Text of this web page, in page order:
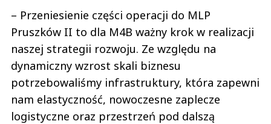
– Przeniesienie części operacji do MLP
Pruszków II to dla M4B ważny krok w realizacji
naszej strategii rozwoju. Ze względu na
dynamiczny wzrost skali biznesu
potrzebowaliśmy infrastruktury, która zapewni
nam elastyczność, nowoczesne zaplecze
logistyczne oraz przestrzeń pod dalszą